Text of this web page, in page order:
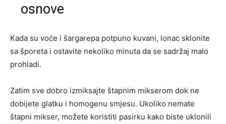
osnove
Kada su voće i šargarepa potpuno kuvani, lonac sklonite
sa šporeta i ostavite nekoliko minuta da se sadržaj malo
prohladi.
Zatim sve dobro izmiksajte štapnim mikserom dok ne
dobijete glatku i homogenu smjesu. Ukoliko nemate
štapni mikser, možete koristiti pasirku kako biste uklonili